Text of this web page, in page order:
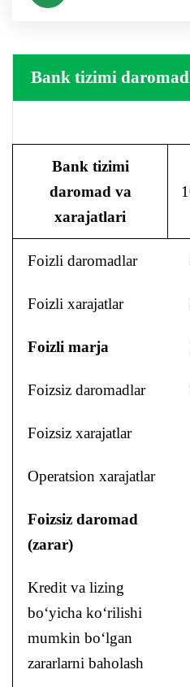
Bank tizimi
Bank tizimi
daromad va
xarajatlari
Foizli daromadlar
Foizli xarajatlar
Foizli marja
Foizsiz daromadlar
Foizsiz xarajatlar
Operatsion xarajatlar
Foizsiz daromad
(zarar)
Kredit va lizing
bo‘yicha ko‘rilishi
mumkin bo‘lgan
zararlarni baholash